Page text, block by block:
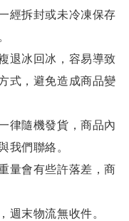
經拆封或未冷凍保存
退冰回冰，容易導致
式，避免造成商品變
律隨機發貨，商品內
我們聯絡。
量會有些許落差，商
週末物流無收件。